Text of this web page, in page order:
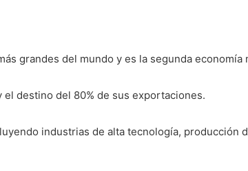
grandes del mundo y es la segunda economía
destino del 80% de sus exportaciones.
industrias de alta tecnología, producción